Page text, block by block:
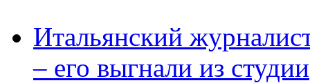
Итальянский
– его выгнали из студии